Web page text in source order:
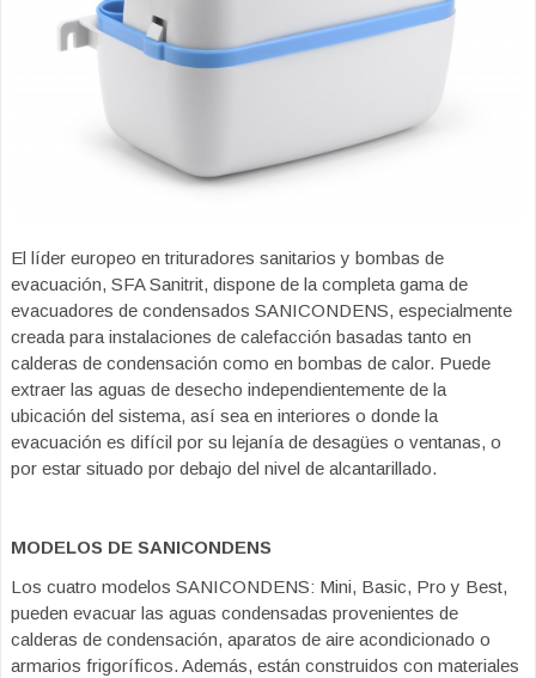
El líder europeo en trituradores sanitarios y bombas de
evacuación, SFA Sanitrit, dispone de la completa gama de
evacuadores de condensados SANICONDENS, especialmente
creada para instalaciones de calefacción basadas tanto en
calderas de condensación como en bombas de calor. Puede
extraer las aguas de desecho independientemente de la
ubicación del sistema, así sea en interiores o donde la
evacuación es difícil por su lejanía de desagües o ventanas, o
por estar situado por debajo del nivel de alcantarillado.
MODELOS DE SANICONDENS
Los cuatro modelos SANICONDENS: Mini, Basic, Pro y Best,
pueden evacuar las aguas condensadas provenientes de
calderas de condensación, aparatos de aire acondicionado o
armarios frigoríficos. Además, están construidos con materiales